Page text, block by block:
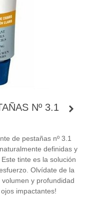
Nº 3.1
de pestañas nº 3.1
definidas y
tinte es la solución
Olvídate de la
y profundidad
impactantes!